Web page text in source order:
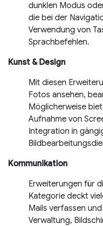
dunklen Modus
die bei der
Verwendung von
Sprachbefehlen.
Kunst & Design
Mit diesen
Fotos ansehen,
Möglicherweise
Aufnahme von
Integration in
Kommunikation
Erweiterungen für
Kategorie deckt
Mails verfassen
Verwaltung,